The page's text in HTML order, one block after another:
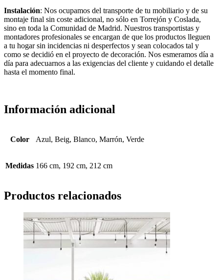
Instalación: Nos ocupamos del transporte de tu mobiliario y de su
montaje final sin coste adicional, no sólo en Torrejón y Coslada,
sino en toda la Comunidad de Madrid. Nuestros transportistas y
montadores profesionales se encargan de que los productos lleguen
a tu hogar sin incidencias ni desperfectos y sean colocados tal y
como se decidió en el proyecto de decoración. Nos esmeramos día a
día para adecuarnos a las exigencias del cliente y cuidando el detalle
hasta el momento final.
Información adicional
Color Azul, Beig, Blanco, Marrón, Verde
Medidas 166 cm, 192 cm, 212 cm
Productos relacionados